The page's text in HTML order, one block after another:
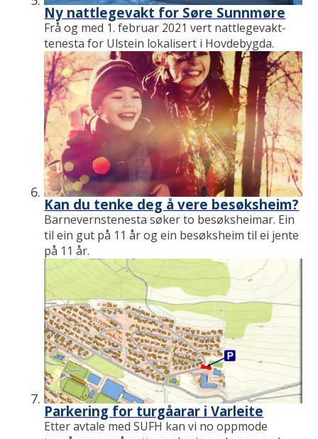
Ny nattlegevakt for Søre Sunnmøre
Frå og med 1. februar 2021 vert nattlegevakt-
tenesta for Ulstein lokalisert i Hovdebygda.
Kan du tenke deg å vere besøksheim?
Barnevernstenesta søker to besøksheimar. Ein
til ein gut på 11 år og ein besøksheim til ei jente
på 11 år.
Parkering for turgåarar i Varleite
Etter avtale med SUFH kan vi no oppmode